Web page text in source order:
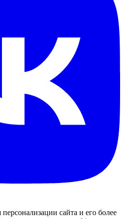
сайта и его более